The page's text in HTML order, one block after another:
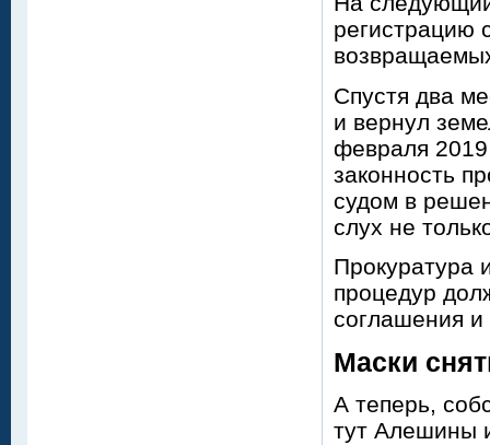
регистрацию
Спустя два
и вернул
февраля 2019
законность
судом в
слух не
Прокуратура
процедур
соглашения
Маски
А теперь,
тут Алешины